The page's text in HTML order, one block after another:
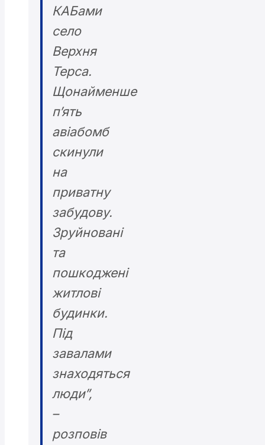
КАБами
село
Верхня
Терса.
Щонайменше
п’ять
авіабомб
скинули
на
приватну
забудову.
Зруйновані
та
пошкоджені
житлові
будинки.
Під
завалами
знаходяться
люди”,
–
розповів